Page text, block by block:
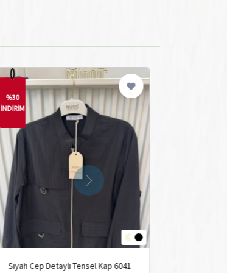
%30
İNDİRİM
Siyah Cep Detaylı Tensel Kap 6041